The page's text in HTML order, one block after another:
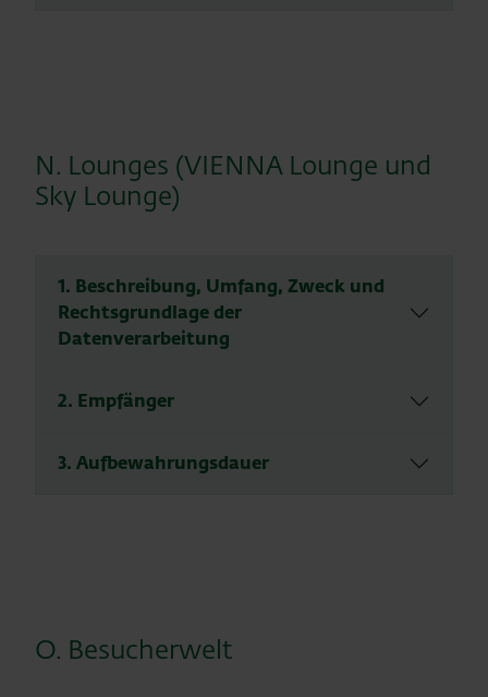
N. Lounges (VIENNA Lounge und
Sky Lounge)
1. Beschreibung, Umfang, Zweck und
Rechtsgrundlage der
Datenverarbeitung
2. Empfänger
3. Aufbewahrungsdauer
O. Besucherwelt